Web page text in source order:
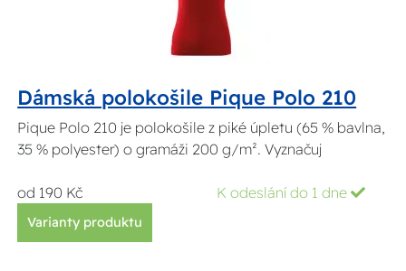
Dámská polokošile Pique Polo 210
Pique Polo 210 je polokošile z piké úpletu (65 % bavlna,
35 % polyester) o gramáži 200 g/m². Vyznačuj
od 190 Kč K odeslání do 1 dne
Varianty produktu